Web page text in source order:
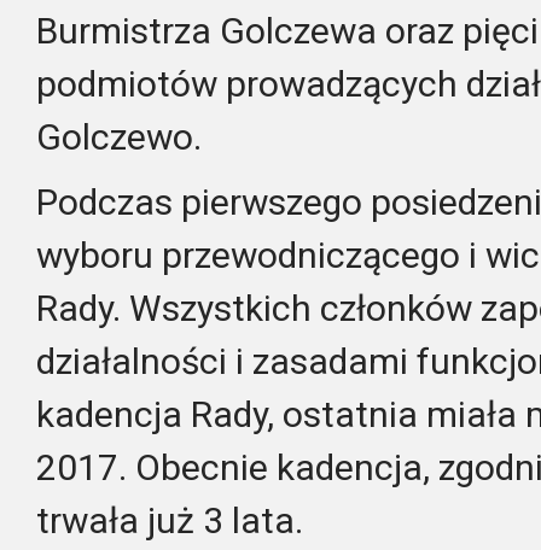
Burmistrza Golczewa oraz
podmiotów prowadzących
Golczewo.
Podczas pierwszego
wyboru przewodniczącego i
Rady. Wszystkich członków
działalności i zasadami
kadencja Rady, ostatnia
2017. Obecnie kadencja,
trwała już 3 lata.